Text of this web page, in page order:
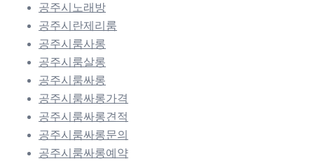
공주시노래방
공주시란제리룸
공주시룸사롱
공주시룸살롱
공주시룸싸롱
공주시룸싸롱가격
공주시룸싸롱견적
공주시룸싸롱문의
공주시룸싸롱예약